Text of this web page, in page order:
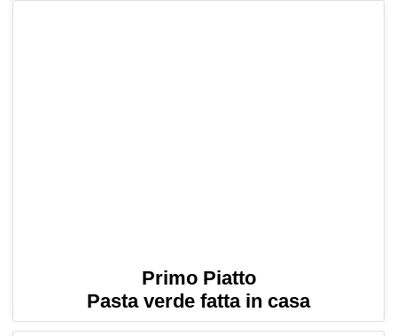
Primo Piatto
Pasta verde fatta in casa